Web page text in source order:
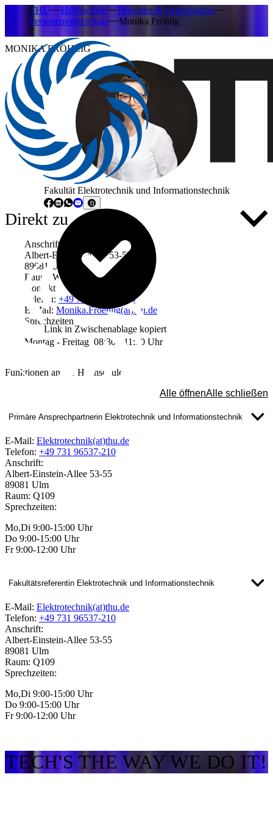
THU Hochschule
Personen & Organisation
Personenverzeichnis
Monika Fröhlig
MONIKA FRÖHLIG
Fakultät Elektrotechnik und Informationstechnik
Link in Zwischenablage kopiert
Direkt zu ...
Anschrift
Albert-Einstein-Allee 53-55
89081 Ulm
Raum: W2205
Kontakt
Telefon: +49 731 96537-476
E-Mail: Monika.Froehlig(at)thu.de
Sprechzeiten
Montag - Freitag 08:30 - 11:30 Uhr
Funktionen an der Hochschule
Alle öffnenAlle schließen
Primäre Ansprechpartnerin Elektrotechnik und Informationstechnik
E-Mail: Elektrotechnik(at)thu.de
Telefon: +49 731 96537-210
Anschrift:
Albert-Einstein-Allee 53-55
89081 Ulm
Raum: Q109
Sprechzeiten:
Mo,Di 9:00-15:00 Uhr
Do 9:00-15:00 Uhr
Fr 9:00-12:00 Uhr
Fakultätsreferentin Elektrotechnik und Informationstechnik
E-Mail: Elektrotechnik(at)thu.de
Telefon: +49 731 96537-210
Anschrift:
Albert-Einstein-Allee 53-55
89081 Ulm
Raum: Q109
Sprechzeiten:
Mo,Di 9:00-15:00 Uhr
Do 9:00-15:00 Uhr
Fr 9:00-12:00 Uhr
TECH'S THE WAY WE DO IT!